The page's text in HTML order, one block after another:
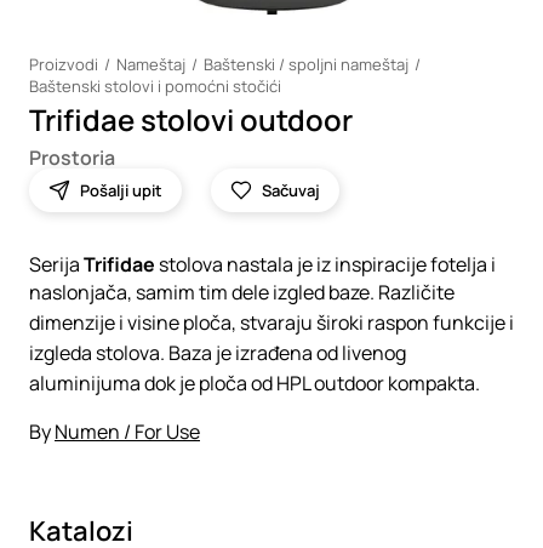
Proizvodi Nameštaj
Baštenski / spoljni nameštaj
Baštenski stolovi i pomoćni stočići
Trifidae stolovi outdoor
Prostoria
Pošalji upit Sačuvaj
SerijaTrifidae stolova nastala je iz inspiracije fotelja i
naslonjača, samim tim dele izgled baze. Različite
dimenzije i visine ploča, stvaraju široki raspon funkcije i
izgleda stolova. Baza je izrađena od livenog
aluminijuma dok je ploča od HPL outdoor kompakta.
ByNumen / For Use
Katalozi